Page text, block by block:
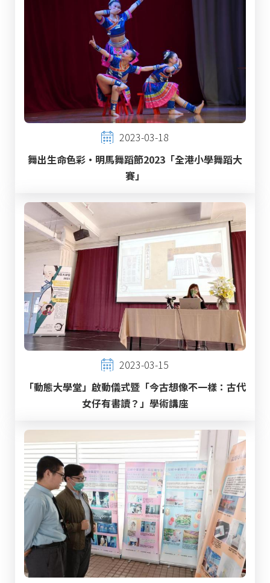
2023-03-18
舞出生命色彩・明馬舞蹈節2023「全港小學舞蹈大
賽」
2023-03-15
「動態大學堂」啟動儀式暨「今古想像不一樣：古代
女仔有書讀？」學術講座